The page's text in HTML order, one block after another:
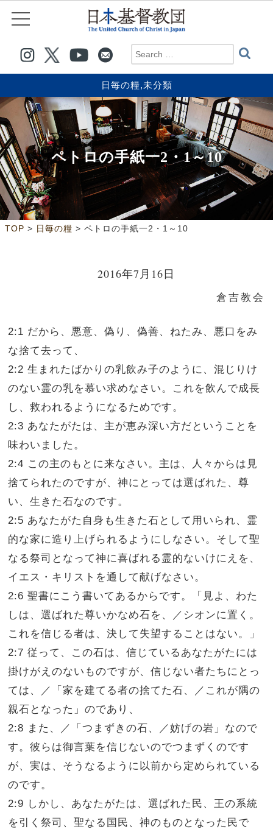
日毎の糧,未分類
ペトロの手紙一2・1～10
TOP > 日毎の糧 > ペトロの手紙一2・1～10
2016年7月16日
倉吉教会
2:1 だから、悪意、偽り、偽善、ねたみ、悪口をみ
な捨て去って、
2:2 生まれたばかりの乳飲み子のように、混じりけ
のない霊の乳を慕い求めなさい。これを飲んで成長
し、救われるようになるためです。
2:3 あなたがたは、主が恵み深い方だということを
味わいました。
2:4 この主のもとに来なさい。主は、人々からは見
捨てられたのですが、神にとっては選ばれた、尊
い、生きた石なのです。
2:5 あなたがた自身も生きた石として用いられ、霊
的な家に造り上げられるようにしなさい。そして聖
なる祭司となって神に喜ばれる霊的ないけにえを、
イエス・キリストを通して献げなさい。
2:6 聖書にこう書いてあるからです。「見よ、わた
しは、選ばれた尊いかなめ石を、／シオンに置く。
これを信じる者は、決して失望することはない。」
2:7 従って、この石は、信じているあなたがたには
掛けがえのないものですが、信じない者たちにとっ
ては、／「家を建てる者の捨てた石、／これが隅の
親石となった」のであり、
2:8 また、／「つまずきの石、／妨げの岩」なので
す。彼らは御言葉を信じないのでつまずくのです
が、実は、そうなるように以前から定められている
のです。
2:9 しかし、あなたがたは、選ばれた民、王の系統
を引く祭司、聖なる国民、神のものとなった民で